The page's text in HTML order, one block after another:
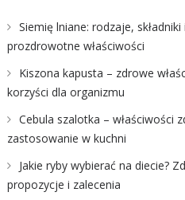
Siemię lniane: rodzaje, składniki i
prozdrowotne właściwości
Kiszona kapusta – zdrowe
korzyści dla organizmu
Cebula szalotka – właściwości
zastosowanie w kuchni
Jakie ryby wybierać na diecie?
propozycje i zalecenia